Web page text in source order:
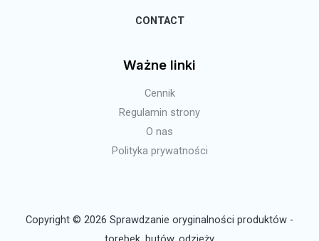
CONTACT
Ważne linki
Cennik
Regulamin strony
O nas
Polityka prywatności
Copyright © 2026 Sprawdzanie oryginalności produktów -